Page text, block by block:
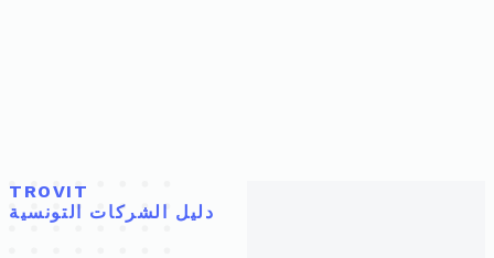
TROVIT
دليل الشركات التونسية